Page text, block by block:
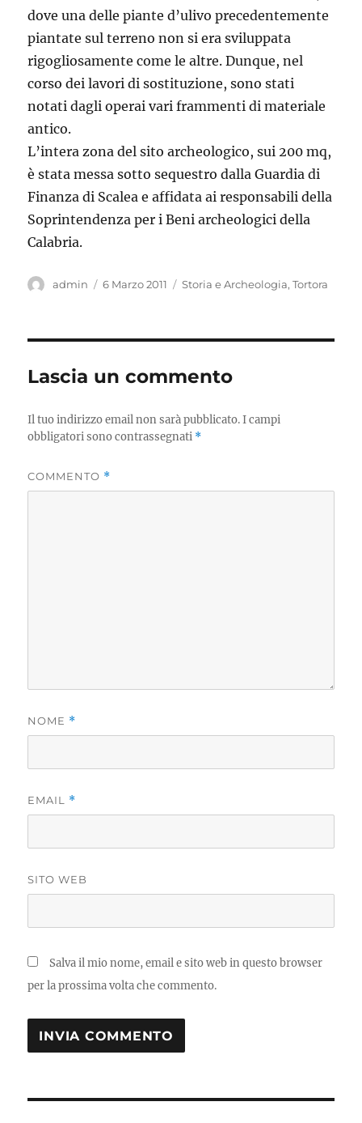
dove una delle piante d’ulivo precedentemente
piantate sul terreno non si era sviluppata
rigogliosamente come le altre. Dunque, nel
corso dei lavori di sostituzione, sono stati
notati dagli operai vari frammenti di materiale
antico.
L’intera zona del sito archeologico, sui 200 mq,
è stata messa sotto sequestro dalla Guardia di
Finanza di Scalea e affidata ai responsabili della
Soprintendenza per i Beni archeologici della
Calabria.
Autore
admin
Pubblicato
6 Marzo 2011 Categorie
Storia e Archeologia,Tortora
Lascia un commento
Il tuo indirizzo email non sarà pubblicato. I campi
obbligatori sono contrassegnati *
COMMENTO *
NOME *
EMAIL *
SITO WEB
Salva il mio nome, email e sito web in questo browser
per la prossima volta che commento.